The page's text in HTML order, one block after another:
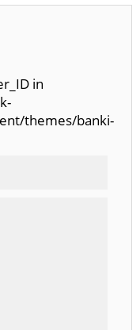
in
themes/banki-